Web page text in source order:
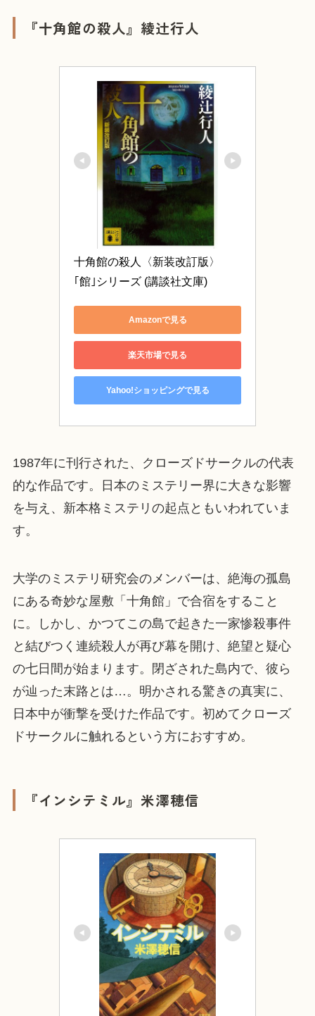
『十角館の殺人』綾辻行人
十角館の殺人〈新装改訂版〉
｢館｣シリーズ (講談社文庫)
Amazonで見る
楽天市場で見る
Yahoo!ショッピングで見る
1987年に刊行された、クローズドサークルの代表
的な作品です。日本のミステリー界に大きな影響
を与え、新本格ミステリの起点ともいわれていま
す。
大学のミステリ研究会のメンバーは、絶海の孤島
にある奇妙な屋敷「十角館」で合宿をすること
に。しかし、かつてこの島で起きた一家惨殺事件
と結びつく連続殺人が再び幕を開け、絶望と疑心
の七日間が始まります。閉ざされた島内で、彼ら
が辿った末路とは…。明かされる驚きの真実に、
日本中が衝撃を受けた作品です。初めてクローズ
ドサークルに触れるという方におすすめ。
『インシテミル』米澤穂信